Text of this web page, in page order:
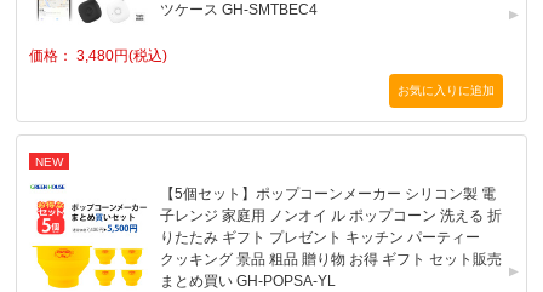
ツケース GH-SMTBEC4
価格： 3,480円(税込)
NEW
【5個セット】ポップコーンメーカー シリコン製 電
子レンジ 家庭用 ノンオイ ル ポップコーン 洗える 折
りたたみ ギフト プレゼント キッチン パーティー
クッキング 景品 粗品 贈り物 お得 ギフト セット販売
まとめ買い GH-POPSA-YL